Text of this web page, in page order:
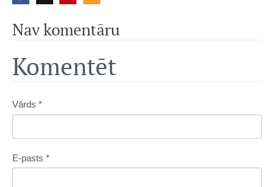
Nav komentāru
Komentēt
Vārds *
E-pasts *